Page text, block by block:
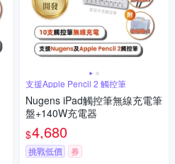
支援Apple Pencil 2 觸控筆
Nugens iPad觸控筆無線充電筆
盤+140W充電器
$4,680
挑戰低價 券